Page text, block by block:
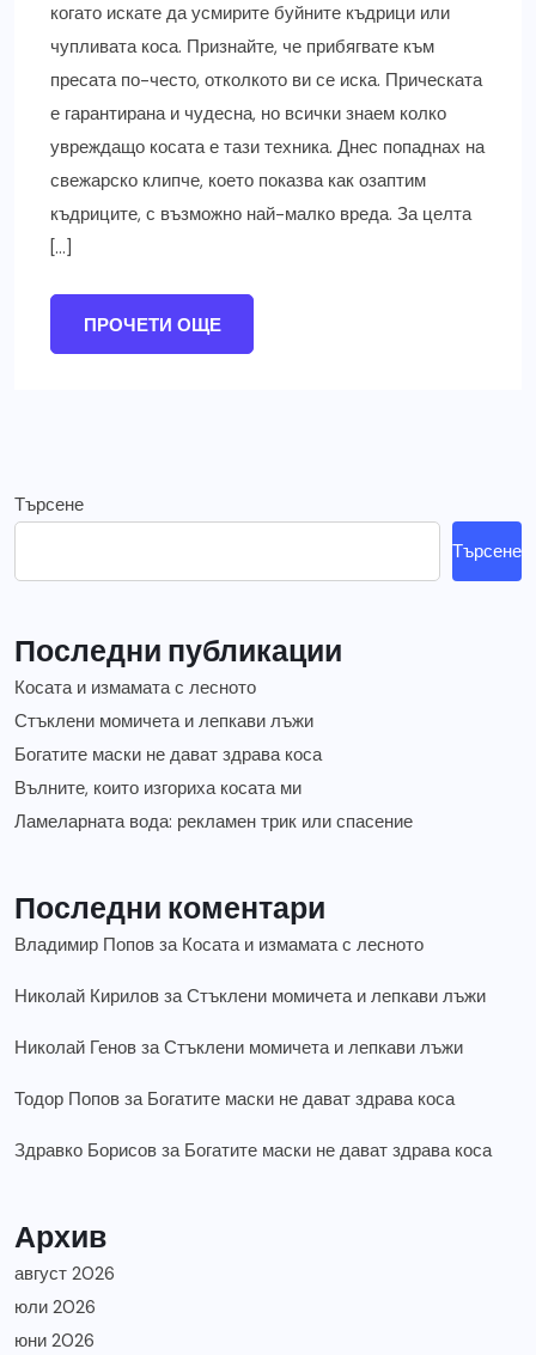
когато искате да усмирите буйните къдрици или
чупливата коса. Признайте, че прибягвате към
пресата по-често, отколкото ви се иска. Прическата
е гарантирана и чудесна, но всички знаем колко
увреждащо косата е тази техника. Днес попаднах на
свежарско клипче, което показва как озаптим
къдриците, с възможно най-малко вреда. За целта
[…]
ПРОЧЕТИ ОЩЕ
Търсене
Търсене
Последни публикации
Косата и измамата с лесното
Стъклени момичета и лепкави лъжи
Богатите маски не дават здрава коса
Вълните, които изгориха косата ми
Ламеларната вода: рекламен трик или спасение
Последни коментари
Владимир Попов за Косата и измамата с лесното
Николай Кирилов заСтъклени момичета и лепкави лъжи
Николай Генов заСтъклени момичета и лепкави лъжи
Тодор Попов за Богатите маски не дават здрава коса
Здравко Борисов за Богатите маски не дават здрава коса
Архив
август 2026
юли 2026
юни 2026